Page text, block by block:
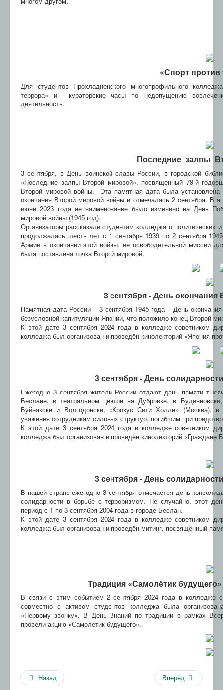
«Спорт против
Для студентов Прохладненского многопрофильного
террора» и кураторские часы по недопущению
деятельность.
Последние ​ залпы
3 сентября, в День воинской славы России, в городской
«Последние залпы Второй мировой», посвященный 79-й
Второй мировой войны.​ ​ Эта памятная дата была
окончания Второй мировой войны​ и отмечалась 2 сентября. В
июне 2023 года ее наименование было изменено на День
мировой войны (1945​ год).
Организаторы рассказали студентам колледжа о политических
продолжалась шесть лет с 1 сентября 1939 по 2 сентября
Армии в окончании этой войны,​ ее освободительной миссии
была поставлена точка​ Второй мировой.
3 сентября - День
Памятная дата России – 3 сентября 1945 года – День
безусловной капитуляции Японии, что положило конец Второй
К этой дате 3 сентября 2024 года в колледже советником
колледжа был организован и проведён кинолекторий «Япония
3 сентября - День
Ежегодно 3 сентября жители России отдают дань памяти
Беслане, в театральном центре на Дубровке, в
Буйнакске и Волгодонске, «Крокус Сити Холле» (Москва), в
уважения сотрудникам силовых структур, погибшим при
К этой дате 3 сентября 2024 года в колледже советником
колледжа был организован и проведён кинолекторий «Граждане
3 сентября - День
В нашей стране ежегодно 3 сентября отмечается день
солидарности в борьбе с терроризмом. Не случайно, этот
период с 1 по 3 сентября 2004 года в городе Беслан.
К этой дате 3 сентября 2024 года в колледже советником
колледжа был организован и проведён митинг, посвящённый
Традиция «Самолётик
В связи с этим событием 2 сентября 2024 года в колледже
совместно с активом студентов колледжа была
«Первому звонку». В День Знаний по традиции в рамках
провели акцию «Самолетик будущего».
Назад Вперёд